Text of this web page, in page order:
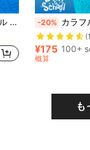
ン用品
ル袋
-20% カラフルな使い捨てプラスチックラップ - 耐久性と柔軟性
¥175 100+
概算
も